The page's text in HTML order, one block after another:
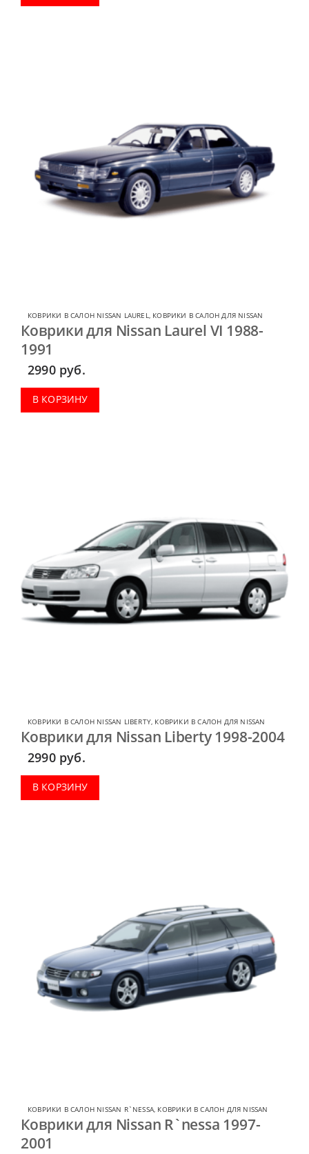
КОВРИКИ В САЛОН NISSAN LAUREL КОВРИКИ В САЛОН ДЛЯ NISSAN
Коврики для Nissan Laurel VI 1988-
1991
2990 руб.
В КОРЗИНУ
КОВРИКИ В САЛОН NISSAN LIBERTY, КОВРИКИ В САЛОН ДЛЯ NISSAN
Коврики для Nissan Liberty 1998-2004
2990 руб.
В КОРЗИНУ
КОВРИКИ В САЛОН NISSAN R`NESSA, КОВРИКИ В САЛОН ДЛЯ NISSAN
Коврики для Nissan R`nessa 1997-
2001